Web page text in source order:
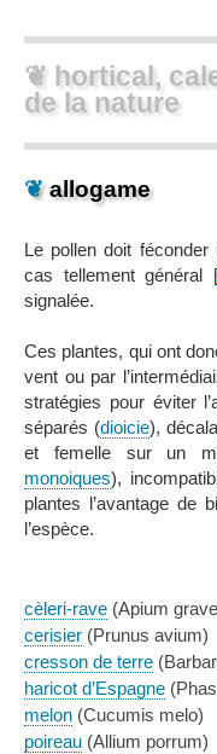
❦ hortical,
de la nature
❦allogame
Le pollen doit féconder
cas tellement général [
signalée.
Ces plantes, qui ont
vent ou par
stratégies pour éviter
séparés (dioicie),
et femelle sur un
monoiques),
plantes l’avantage de
l’espèce.
cèleri-rave (Apium
cerisier (Prunus avium)
cresson de terre
haricot d’Espagne
melon (Cucumis melo)
poireau (Allium porrum)